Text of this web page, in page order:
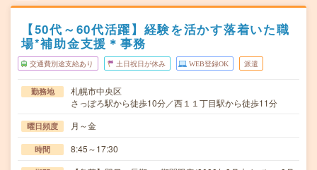
【50代～60代活躍】経験を活かす落着いた職
場*補助金支援＊事務
交通費別途支給あり 土日祝日が休み WEB登録OK 派遣
勤務地
札幌市中央区
さっぽろ駅から徒歩10分／西１１丁目駅から徒歩11分
曜日頻度 月～金
時間 8:45～17:30